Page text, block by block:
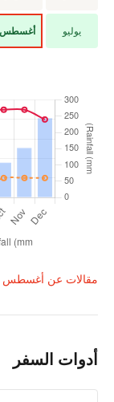
يوليو أغسطس
مقالات عن أغسطس
أدوات السفر